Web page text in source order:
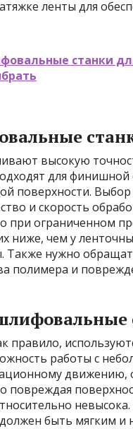
ленты для
станки
высокую
для финишной
поверхности.
и скорость
при ограниченном
ниже, чем у
Также нужно
полимера и
правило,
работы с
быть мягким и